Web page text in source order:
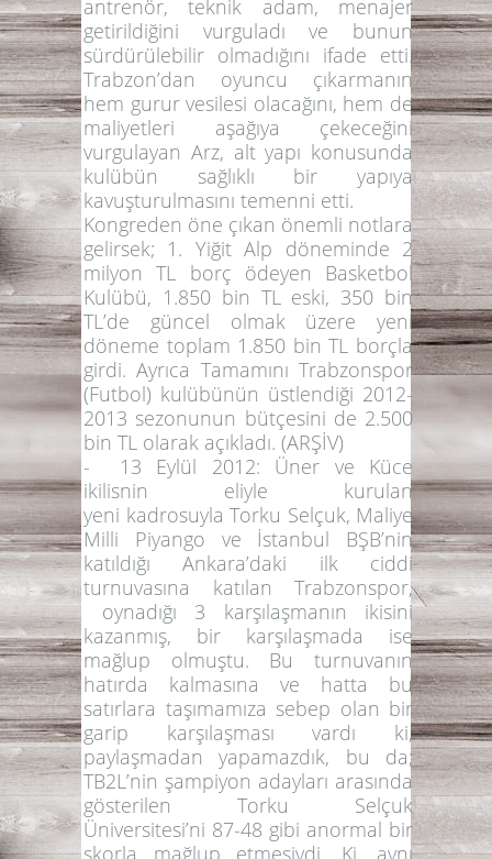
antrenör, teknik adam, menajer
getirildiğini vurguladı ve bunun
sürdürülebilir olmadığını ifade etti.
Trabzon’dan oyuncu çıkarmanın
hem gurur vesilesi olacağını, hem de
maliyetleri aşağıya çekeceğini
vurgulayan Arz, alt yapı konusunda
kulübün sağlıklı bir yapıya
kavuşturulmasını temenni etti.
Kongreden öne çıkan önemli notlara
gelirsek; 1. Yiğit Alp döneminde 2
milyon TL borç ödeyen Basketbol
Kulübü, 1.850 bin TL eski, 350 bin
TL’de güncel olmak üzere yeni
döneme toplam 1.850 bin TL borçla
girdi. Ayrıca Tamamını Trabzonspor
(Futbol) kulübünün üstlendiği 2012-
2013 sezonunun bütçesini de 2.500
bin TL olarak açıkladı. (ARŞİV)
- 13 Eylül 2012: Üner ve Küce
ikilisnin eliyle kurulan
yeni kadrosuyla Torku Selçuk, Maliye
Milli Piyango ve İstanbul BŞB’nin
katıldığı Ankara’daki ilk ciddi
turnuvasına katılan Trabzonspor,
oynadığı 3 karşılaşmanın ikisini
kazanmış, bir karşılaşmada ise
mağlup olmuştu. Bu turnuvanın
hatırda kalmasına ve hatta bu
satırlara taşımamıza sebep olan bir
garip karşılaşması vardı ki,
paylaşmadan yapamazdık, bu da;
TB2L’nin şampiyon adayları arasında
gösterilen Torku Selçuk
Üniversitesi’ni 87-48 gibi anormal bir
skorla mağlup etmesiydi. Ki, aynı